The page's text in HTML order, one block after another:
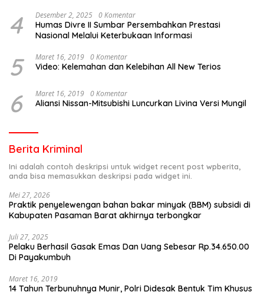
4 Desember 2, 2025 0 Komentar
Humas Divre II Sumbar Persembahkan Prestasi
Nasional Melalui Keterbukaan Informasi
5 Maret 16, 2019 0 Komentar
Video: Kelemahan dan Kelebihan All New Terios
6 Maret 16, 2019 0 Komentar
Aliansi Nissan-Mitsubishi Luncurkan Livina Versi Mungil
Berita Kriminal
Ini adalah contoh deskripsi untuk widget recent post wpberita,
anda bisa memasukkan deskripsi pada widget ini.
Mei 27, 2026
Praktik penyelewengan bahan bakar minyak (BBM) subsidi di
Kabupaten Pasaman Barat akhirnya terbongkar
Juli 27, 2025
Pelaku Berhasil Gasak Emas Dan Uang Sebesar Rp.34.650.00
Di Payakumbuh
Maret 16, 2019
14 Tahun Terbunuhnya Munir, Polri Didesak Bentuk Tim Khusus